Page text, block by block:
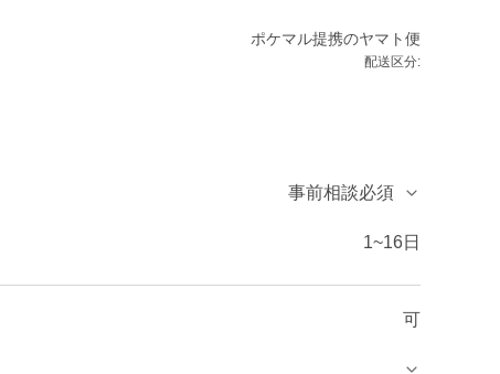
ポケマル提携のヤマト便
配送区分:
事前相談必須
1~16日
可